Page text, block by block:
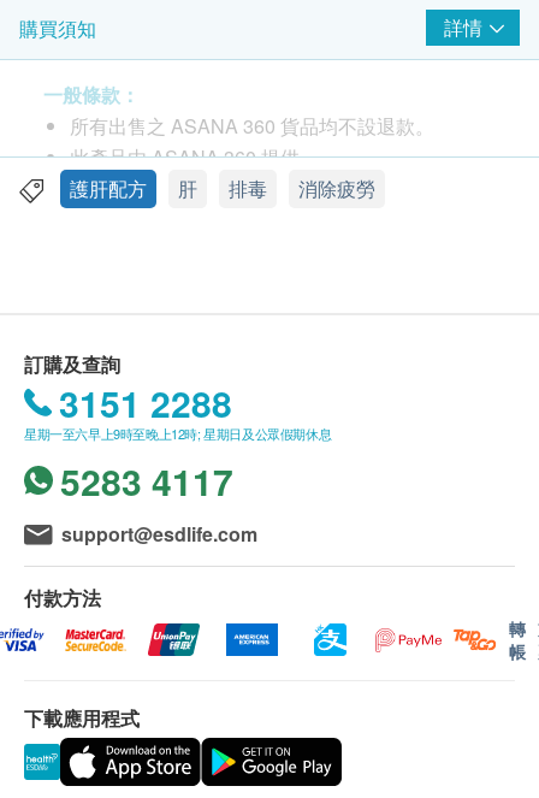
用，防止毒素進入肝細胞，再配合兩大高量
精純的抗氧解毒酵素GSH^、SOD及補肝藍
淨肝解毒，強化肝臟代謝，保護肝細胞，令
肝臟輕鬆零負擔，令您日日精神好，淡斑美
白，容光煥發，保持肝臟健康。
韓國最新研製 • 解毒強肝配方 • 全新加入水飛
肝細胞免受氧化損害
10倍濃縮天然玫瑰精華：活血疏肝，舒緩
壓力，調節情緒
酵素^、達230 IU 活性 SOD 解毒酵素及水
兩大精純天然補肝海藻：藍藻及綠藻幫助
解酒毒．解藥毒．解熱毒．護肝！
解憔悴面黃．淡化色斑．容光煥發！
可以滿足您「護肝、好精神、容光煥發」的
購買須知 詳情
一般條款：
所有出售之 ASANA 360 貨品均不設退款。
此產品由 ASANA 360 提供。
如有任何爭議，ASANA 360及健康網購
HK$85運費。
我們將於確定訂單後1-3個工作天內安排發貨。
不排除運送時間會因節日而有所影響。當八號烈風
訊號懸掛或黑色暴雨警告生效時，送貨服務時間將
會延遲。
所有訂單須視乎相關貨品的供應情況再作最後確
認。倘若健康網購health.ESDlife未能提供任何訂
單上的貨品，健康網購health.ESDlife有權拒絕接
受該訂單，並且會於送貨前透過電話或電郵通知顧
客再作安排。
保用條款：
貨品質量保證，於顧客收到產品當日起計，使用
期應最少有12個月或以上。
護肝配方 肝 排毒 消除疲勞
訂購及查詢
3151 2288
星期一至六早上9時至晚上12時; 星期日及公眾假期休息
5283 4117
support@esdlife.com
付款方法
轉
帳
下載應用程式